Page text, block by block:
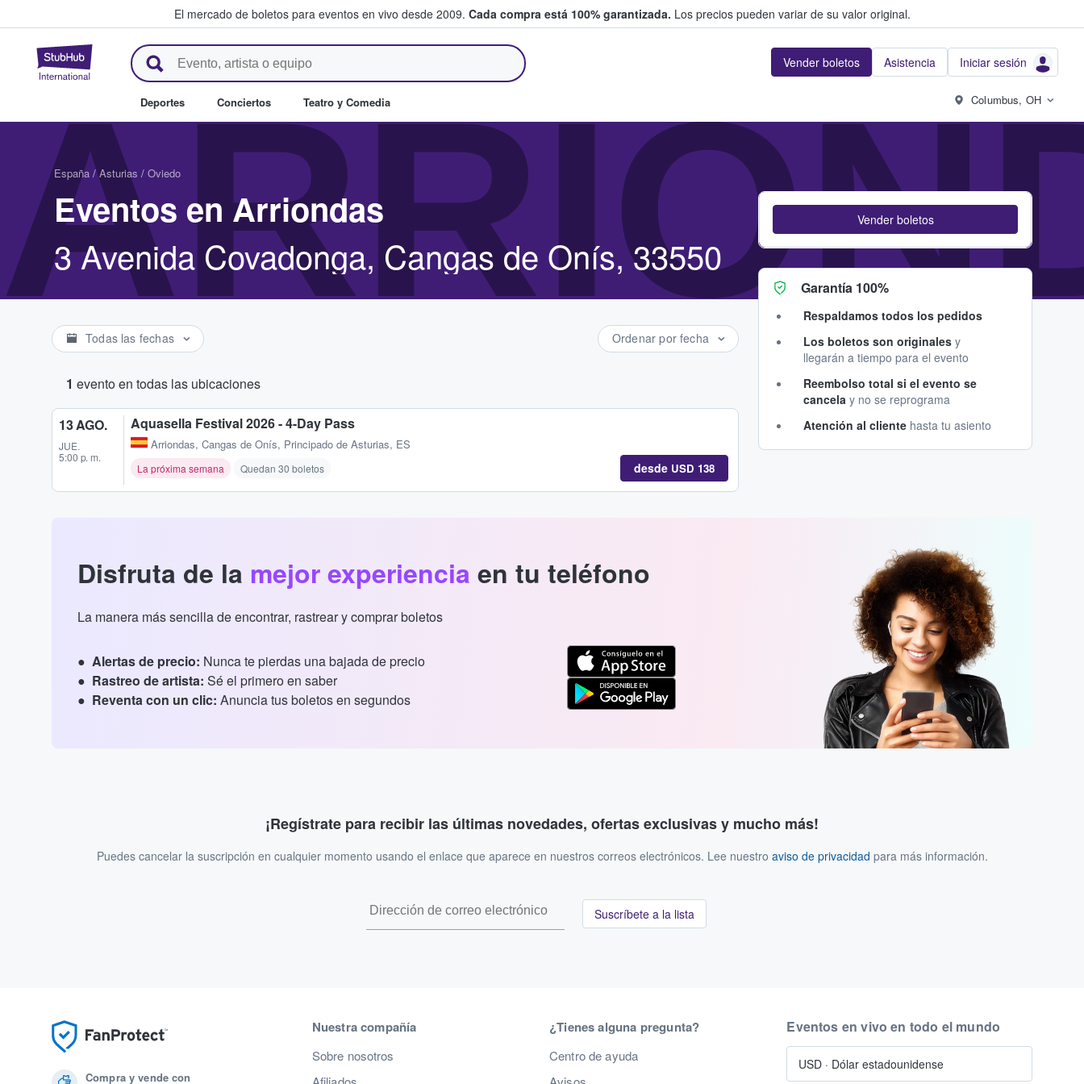
El mercado de boletos para eventos en vivo desde 2009. Cada compra está 100% garantizada. Los precios pueden variar de su valor original.
StubHub: donde los fans compran y venden boletos Vender boletos Asistencia Iniciar sesión
Deportes Conciertos Teatro y Comedia Columbus, OH
España / Asturias / Oviedo
Eventos en Arriondas
3 Avenida Covadonga, Cangas de Onís, 33550
Todas las fechas Ordenar por fecha
1 evento en todas las ubicaciones
13 AGO.
JUE.
5:00 p. m.
Aquasella Festival 2026 - 4-Day Pass
Arriondas, Cangas de Onís, Principado de Asturias, ES
La próxima semana Quedan 30 boletos desde USD 138
Vender boletos
Garantía 100%
Respaldamos todos los pedidos
Los boletos son originales y
llegarán a tiempo para el evento
Reembolso total si el evento se
cancela y no se reprograma
Atención al cliente hasta tu asiento
Disfruta de la mejor experiencia en tu teléfono
La manera más sencilla de encontrar, rastrear y comprar boletos
Alertas de precio: Nunca te pierdas una bajada de precio
Rastreo de artista: Sé el primero en saber
Reventa con un clic: Anuncia tus boletos en segundos
¡Regístrate para recibir las últimas novedades, ofertas exclusivas y mucho más!
Puedes cancelar la suscripción en cualquier momento usando el enlace que aparece en nuestros correos electrónicos. Lee nuestro aviso de privacidad para más información.
Suscríbete a la lista
Compra y vende con
Nuestra compañía
Sobre nosotros
¿Tienes alguna pregunta?
Centro de ayuda
Eventos en vivo en todo el mundo
USD · Dólar estadounidense